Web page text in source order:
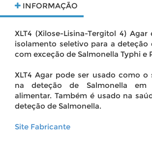
INFORMAÇÃO
XLT4 (Xilose-Lisina-Tergitol 4)
isolamento seletivo para a deteção
com exceção de Salmonella Typhi e
XLT4 Agar pode ser usado como o
na deteção de Salmonella em
alimentar. Também é usado na
deteção de Salmonella.
Site Fabricante